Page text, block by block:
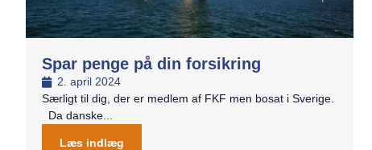
Spar penge på din forsikring
2. april 2024
Særligt til dig, der er medlem af FKF men bosat i Sverige.
Da danske...
Læs indlæg